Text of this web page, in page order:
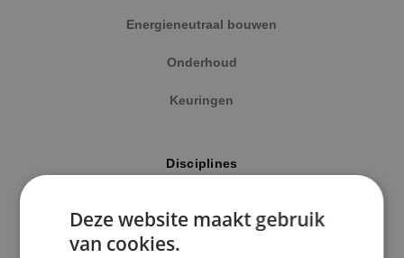
Kaatsheuvel
Sprundel
Energieneutraal bouwen
Onderhoud
Keuringen
Disciplines
Werktuigbouwkunde
Deze website maakt gebruik
van cookies.